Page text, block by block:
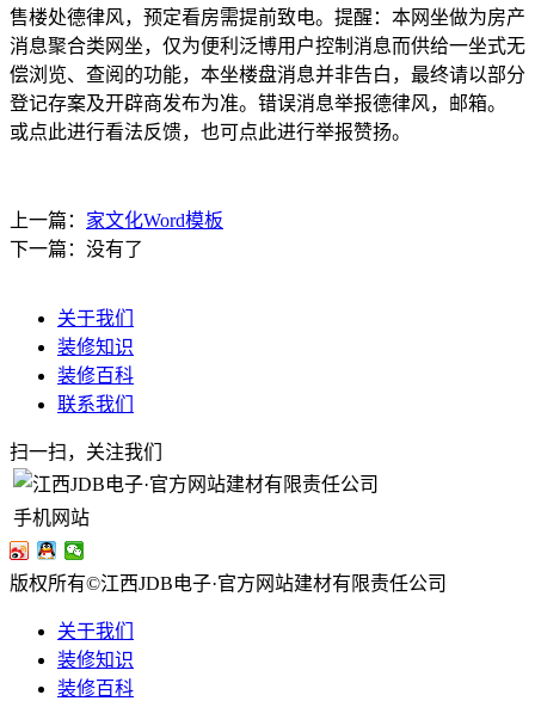
售楼处德律风，预定看房需提前致电。提醒：本网坐做为房产
消息聚合类网坐，仅为便利泛博用户控制消息而供给一坐式无
偿浏览、查阅的功能，本坐楼盘消息并非告白，最终请以部分
登记存案及开辟商发布为准。错误消息举报德律风，邮箱。
或点此进行看法反馈，也可点此进行举报赞扬。
上一篇： 家文化Word模板
下一篇：没有了
关于我们
装修知识
装修百科
联系我们
扫一扫，关注我们
手机网站
版权所有©江西JDB电子·官方网站建材有限责任公司
关于我们
装修知识
装修百科